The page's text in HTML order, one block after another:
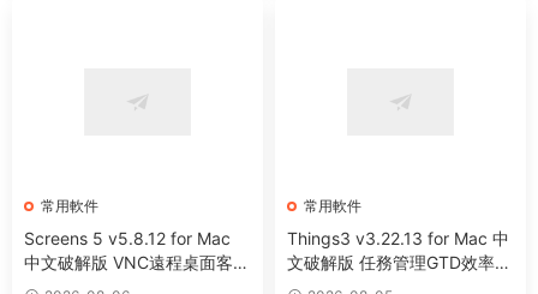
常用軟件
Screens 5 v5.8.12 for Mac
中文破解版 VNC遠程桌面客戶
端應用程序
常用軟件
Things3 v3.22.13 for Mac 中
文破解版 任務管理GTD效率工
具